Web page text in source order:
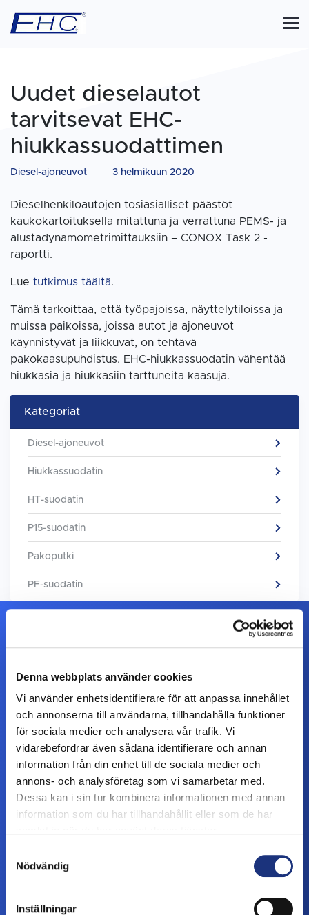
Denna webbplats använder cookies
Vi använder enhetsidentifierare för att anpassa innehållet
och annonserna till användarna, tillhandahålla funktioner
för sociala medier och analysera vår trafik. Vi
vidarebefordrar även sådana identifierare och annan
information från din enhet till de sociala medier och
annons- och analysföretag som vi samarbetar med.
Dessa kan i sin tur kombinera informationen med annan
information som du har tillhandahållit eller som de har
Nödvändig
Inställningar
Uudet dieselautot
tarvitsevat EHC-
hiukkassuodattimen
Diesel-ajoneuvot 3 helmikuun 2020
Dieselhenkilöautojen tosiasialliset päästöt
kaukokartoituksella mitattuna ja verrattuna PEMS- ja
alustadynamometrimittauksiin – CONOX Task 2 -
raportti.
Lue tutkimus täältä.
Tämä tarkoittaa, että työpajoissa, näyttelytiloissa ja
muissa paikoissa, joissa autot ja ajoneuvot
käynnistyvät ja liikkuvat, on tehtävä
pakokaasupuhdistus. EHC-hiukkassuodatin vähentää
hiukkasia ja hiukkasiin tarttuneita kaasuja.
Kategoriat
Diesel-ajoneuvot
Hiukkassuodatin
HT-suodatin
P15-suodatin
Pakoputki
PF-suodatin
Ota meihin yhteyttä